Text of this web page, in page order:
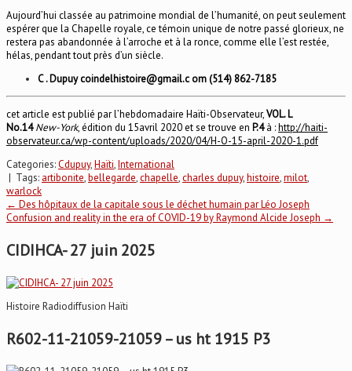
Aujourd’hui classée au patrimoine mondial de l’humanité, on peut seulement
espérer que la Chapelle royale, ce témoin unique de notre passé glorieux, ne
restera pas abandonnée à l’arroche et à la ronce, comme elle l’est restée,
hélas, pendant tout près d’un siècle.
C . Dupuy coindelhistoire@gmail.c om (514) 862-7185
cet article est publié par l’hebdomadaire Haïti-Observateur,VOL. L
No.14 New-York, édition du 15avril 2020 et se trouve en P.4à :http://haiti-
observateur.ca/wp-content/uploads/2020/04/H-O-15-april-2020-1.pdf
Categories:Cdupuy,Haïti,International
| Tags: artibonite,bellegarde,chapelle,charles dupuy,histoire,milot,
warlock
Post
navigation
← Des hôpitaux de la capitale sous le déchet humain par Léo Joseph
Confusion and reality in the era of COVID-19 by Raymond Alcide Joseph →
CIDIHCA- 27 juin 2025
Histoire Radiodiffusion Haïti
R602-11-21059-21059 – us ht 1915 P3